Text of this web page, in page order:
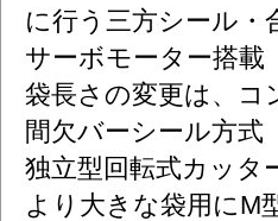
に行う三方シール・
サーボモーター搭載
袋長さの変更は、コ
間欠バーシール方式
独立型回転式カッタ
より大きな袋用にM